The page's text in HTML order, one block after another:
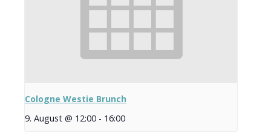
Cologne Westie Brunch
9. August @ 12:00 - 16:00